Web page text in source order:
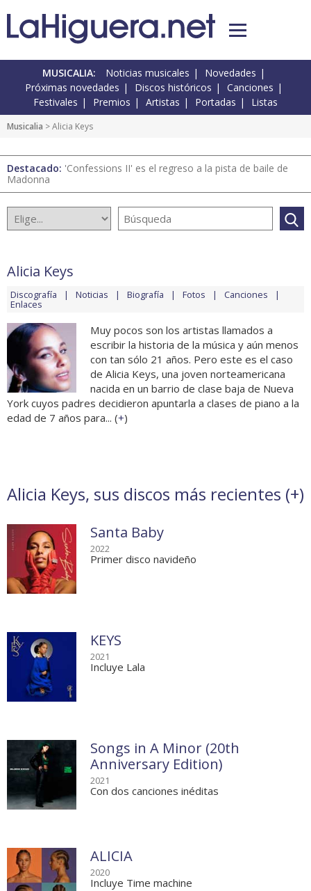
MUSICALIA: Noticias musicales
Novedades
Próximas novedades
Discos históricos
Canciones
Festivales
Premios Artistas Portadas Listas
Musicalia > Alicia Keys
Destacado: 'Confessions II' es el regreso a la pista de baile de
Madonna
Alicia Keys
Discografía Noticias Biografía Fotos Canciones
Enlaces
Muy pocos son los artistas llamados a
escribir la historia de la música y aún menos
con tan sólo 21 años. Pero este es el caso
de Alicia Keys, una joven norteamericana
nacida en un barrio de clase baja de Nueva
York cuyos padres decidieron apuntarla a clases de piano a la
edad de 7 años para... (+)
Alicia Keys, sus discos más recientes (+)
Santa Baby
2022
Primer disco navideño
KEYS
2021
Incluye Lala
Songs in A Minor (20th
Anniversary Edition)
2021
Con dos canciones inéditas
ALICIA
2020
Incluye Time machine